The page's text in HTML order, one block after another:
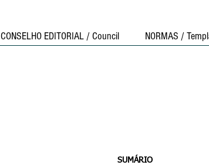
CONSELHO EDITORIAL / Council NORMAS /
SUMÁRIO